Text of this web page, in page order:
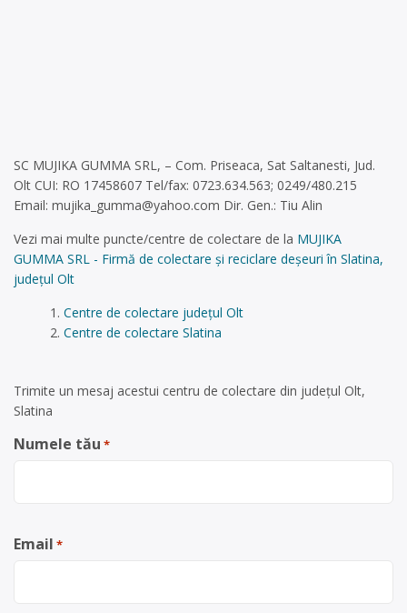
SC MUJIKA GUMMA SRL, – Com. Priseaca, Sat Saltanesti, Jud.
Olt CUI: RO 17458607 Tel/fax: 0723.634.563; 0249/480.215
Email: mujika_gumma@yahoo.com Dir. Gen.: Tiu Alin
Vezi mai multe puncte/centre de colectare de la MUJIKA
GUMMA SRL - Firmă de colectare și reciclare deșeuri în Slatina,
județul Olt
Centre de colectare județul Olt
Centre de colectare Slatina
Trimite un mesaj acestui centru de colectare din județul Olt,
Slatina
Numele tău *
Email *